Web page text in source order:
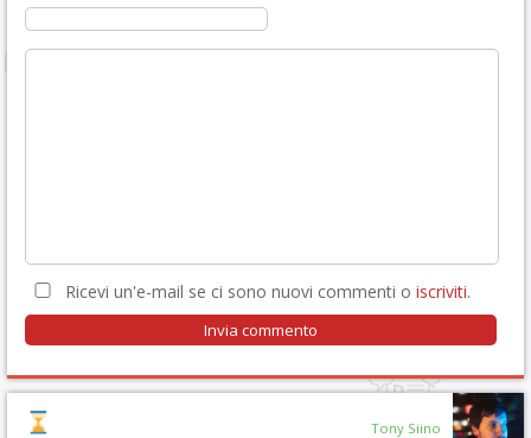
Ricevi un'e-mail se ci sono nuovi commenti o iscriviti.
Tony Siino